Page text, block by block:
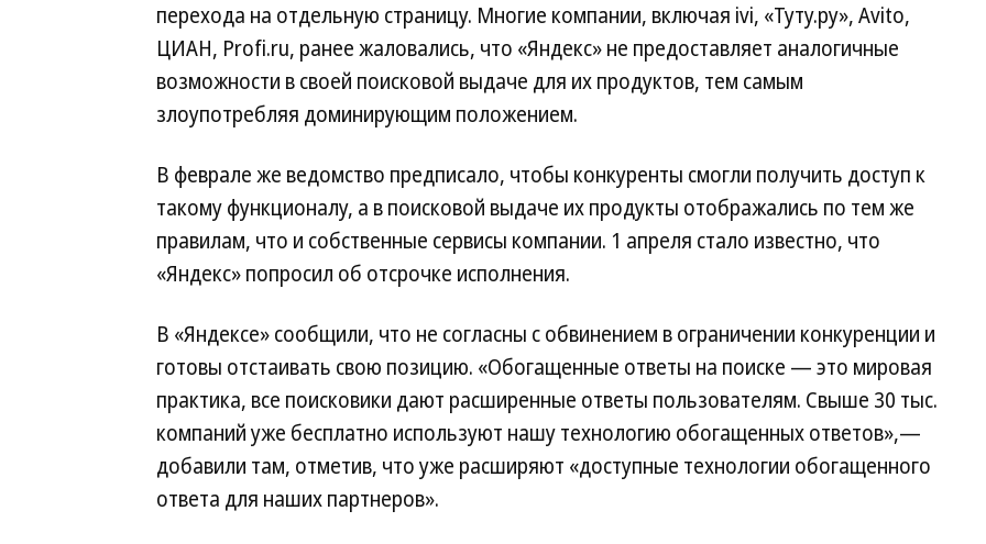
перехода на отдельную страницу. Многие компании, включая ivi, «Туту.ру», Avito,
ЦИАН, Profi.ru, ранее жаловались, что «Яндекс» не предоставляет аналогичные
возможности в своей поисковой выдаче для их продуктов, тем самым
злоупотребляя доминирующим положением.
В феврале же ведомство предписало, чтобы конкуренты смогли получить доступ к
такому функционалу, а в поисковой выдаче их продукты отображались по тем же
правилам, что и собственные сервисы компании. 1 апреля стало известно, что
«Яндекс» попросил об отсрочке исполнения.
В «Яндексе» сообщили, что не согласны с обвинением в ограничении конкуренции и
готовы отстаивать свою позицию. «Обогащенные ответы на поиске — это мировая
практика, все поисковики дают расширенные ответы пользователям. Свыше 30 тыс.
компаний уже бесплатно используют нашу технологию обогащенных ответов»,—
добавили там, отметив, что уже расширяют «доступные технологии обогащенного
ответа для наших партнеров».